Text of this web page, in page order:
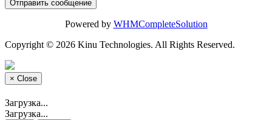
Отправить сообщение
Powered by WHMCompleteSolution
Copyright © 2026 Kinu Technologies. All Rights Reserved.
× Close
Загрузка...
Загрузка...